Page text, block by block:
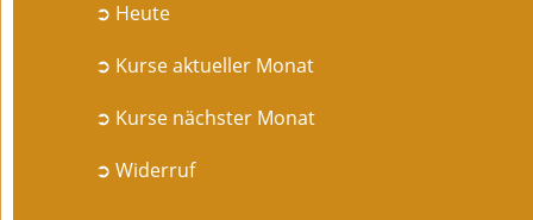
➲ Heute
➲ Kurse aktueller Monat
➲ Kurse nächster Monat
➲ Widerruf